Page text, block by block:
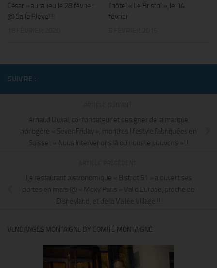
César » aura lieu le 28 février
@ Salle Pleyel !!
l’hôtel « Le Bristol », le 14
février
SUIVRE :
Arnaud Duval, co-fondateur et designer de la marque
horlogère « SevenFriday », montres lifestyle fabriquées en
Suisse : « Nous intervenons là où nous le pouvons » !!
Le restaurant bistronomique « Bistrot 51 » a ouvert ses
portes en mars @ « Moxy Paris » Val d’Europe, proche de
Disneyland, et de la Vallée Village !!
VENDANGES MONTAIGNE BY COMITÉ MONTAIGNE